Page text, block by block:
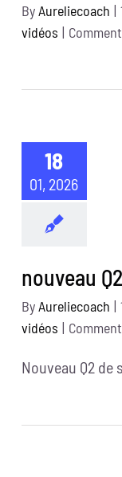
ByAureliecoach |
vidéos |
18
01, 2026
nouveau Q2
ByAureliecoach |
vidéos |
Nouveau Q2 de